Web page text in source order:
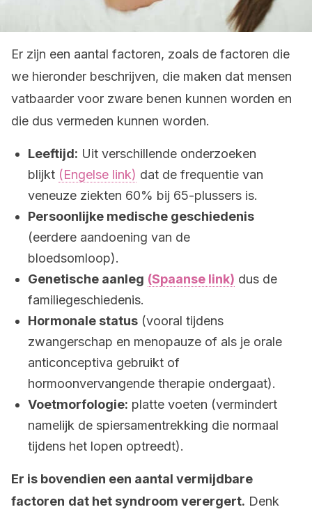
Er zijn een aantal factoren, zoals de factoren die
we hieronder beschrijven, die maken dat mensen
vatbaarder voor zware benen kunnen worden en
die dus vermeden kunnen worden.
Leeftijd: Uit verschillende onderzoeken
blijkt (Engelse link) dat de frequentie van
veneuze ziekten 60% bij 65-plussers is.
Persoonlijke medische geschiedenis
(eerdere aandoening van de
bloedsomloop).
Genetische aanleg (Spaanse link) dus de
familiegeschiedenis.
Hormonale status (vooral tijdens
zwangerschap en menopauze of als je orale
anticonceptiva gebruikt of
hormoonvervangende therapie ondergaat).
Voetmorfologie: platte voeten (vermindert
namelijk de spiersamentrekking die normaal
tijdens het lopen optreedt).
Er is bovendien een aantal vermijdbare
factoren dat het syndroom verergert. Denk